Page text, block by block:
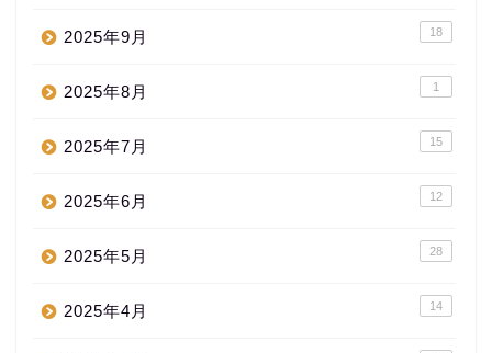
2025年9月 18
2025年8月 1
2025年7月 15
2025年6月 12
2025年5月 28
2025年4月 14